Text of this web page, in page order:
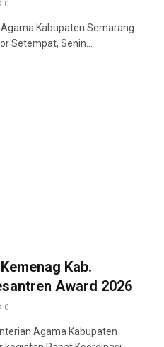
0
Kabupaten Semarang
Setempat, Senin…
Kab.
Award 2026
0
Agama Kabupaten